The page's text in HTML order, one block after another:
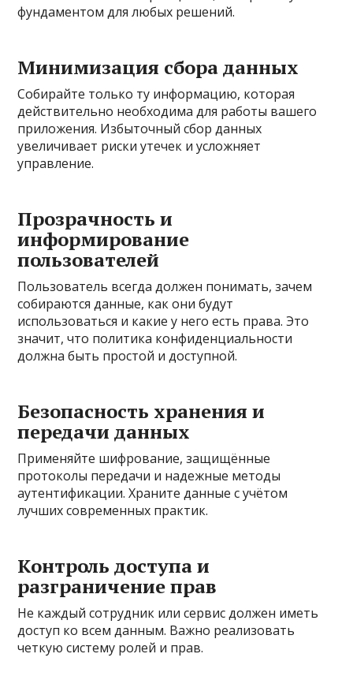
фундаментом для любых решений.
Минимизация сбора данных
Собирайте только ту информацию, которая
действительно необходима для работы вашего
приложения. Избыточный сбор данных
увеличивает риски утечек и усложняет
управление.
Прозрачность и
информирование
пользователей
Пользователь всегда должен понимать, зачем
собираются данные, как они будут
использоваться и какие у него есть права. Это
значит, что политика конфиденциальности
должна быть простой и доступной.
Безопасность хранения и
передачи данных
Применяйте шифрование, защищённые
протоколы передачи и надежные методы
аутентификации. Храните данные с учётом
лучших современных практик.
Контроль доступа и
разграничение прав
Не каждый сотрудник или сервис должен иметь
доступ ко всем данным. Важно реализовать
четкую систему ролей и прав.